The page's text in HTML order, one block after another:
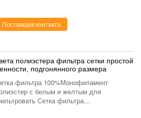
быстрая стабилизац...
Поставщик контакта
полиэстера фильтра сетки простой
подгонянного размера
фильтра 100%Монофиламент
с белым и желтым для
Сетка фильтра